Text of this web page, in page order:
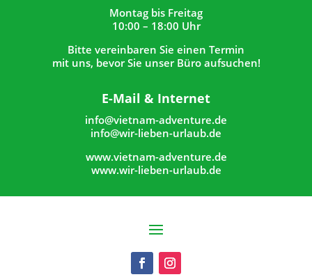
Montag bis Freitag
10:00 – 18:00 Uhr
Bitte vereinbaren Sie einen Termin
mit uns, bevor Sie unser Büro aufsuchen!
E-Mail & Internet
info@vietnam-adventure.de
info@wir-lieben-urlaub.de
www.vietnam-adventure.de
www.wir-lieben-urlaub.de